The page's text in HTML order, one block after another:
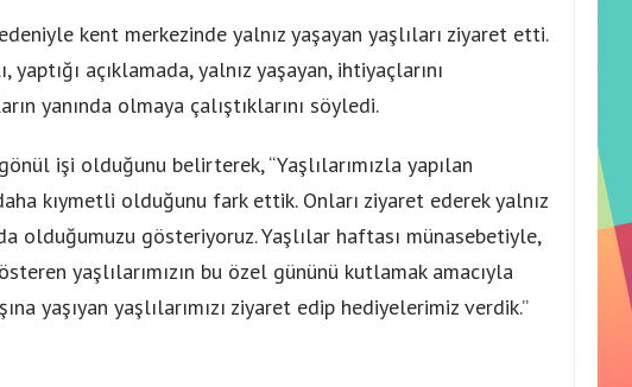
kent merkezinde yalnız yaşayan yaşlıları ziyaret etti.
yaptığı açıklamada, yalnız yaşayan, ihtiyaçlarını
yanında olmaya çalıştıklarını söyledi.
işi olduğunu belirterek, “Yaşlılarımızla yapılan
kıymetli olduğunu fark ettik. Onları ziyaret ederek yalnız
olduğumuzu gösteriyoruz. Yaşlılar haftası münasebetiyle,
yaşlılarımızın bu özel gününü kutlamak amacıyla
yaşıyan yaşlılarımızı ziyaret edip hediyelerimiz verdik.”